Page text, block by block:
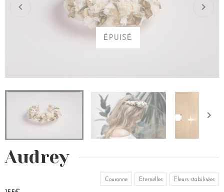
ÉPUISÉ
Audrey
Couronne Eternelles Fleurs stabilisées